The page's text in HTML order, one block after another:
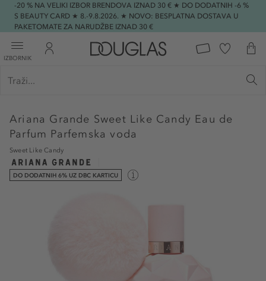
-20 % NA VELIKI IZBOR BRENDOVA IZNAD 30 € ★ DO DODATNIH -6 %
S BEAUTY CARD ★ 8.-9.8.2026. ★ NOVO: BESPLATNA DOSTAVA U
PAKETOMATE ZA NARUDŽBE IZNAD 30 €
IZBORNIK
Ariana Grande Sweet Like Candy Eau de
Parfum Parfemska voda
Sweet Like Candy
DO DODATNIH 6% UZ DBC KARTICU